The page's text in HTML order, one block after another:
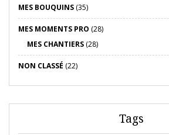
MES BOUQUINS (35)
MES MOMENTS PRO (28)
MES CHANTIERS (28)
NON CLASSÉ (22)
Tags